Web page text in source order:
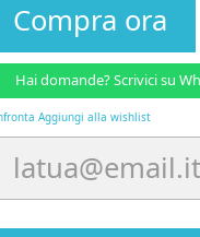
Compra ora
Hai domande? Scrivici su
Aggiungi alla wishlist